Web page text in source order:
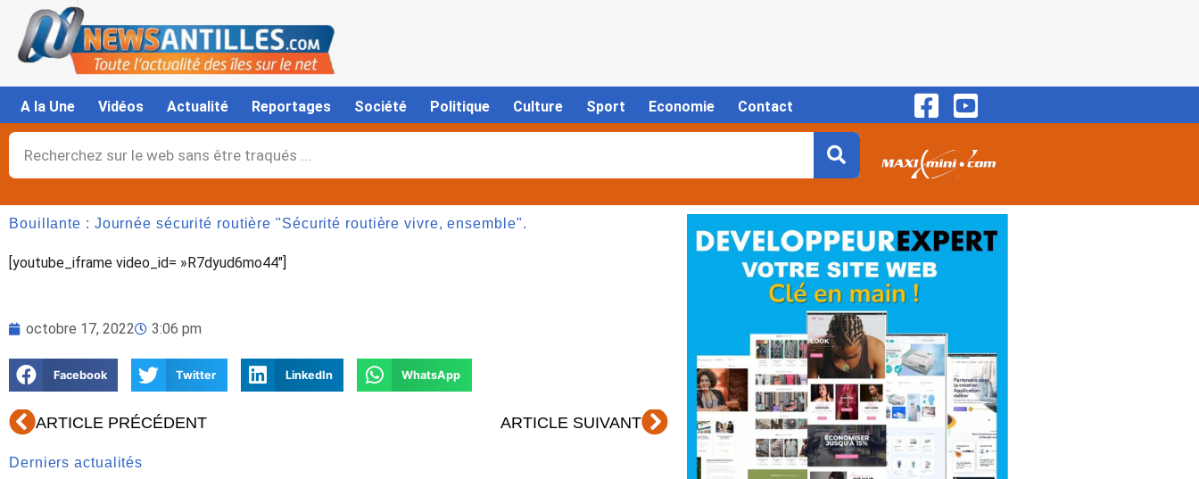
contenu
A la Une Vidéos Actualité Reportages Société Politique Culture Sport Economie Contact
Rechercher
Bouillante : Journée sécurité routière "Sécurité routière vivre, ensemble".
[youtube_iframe video_id= »R7dyud6mo44″]
octobre 17, 2022 3:06 pm
Facebook Twitter LinkedIn WhatsApp
Précédent
ARTICLE PRÉCÉDENT ARTICLE SUIVANTSuivant
Derniers actualités